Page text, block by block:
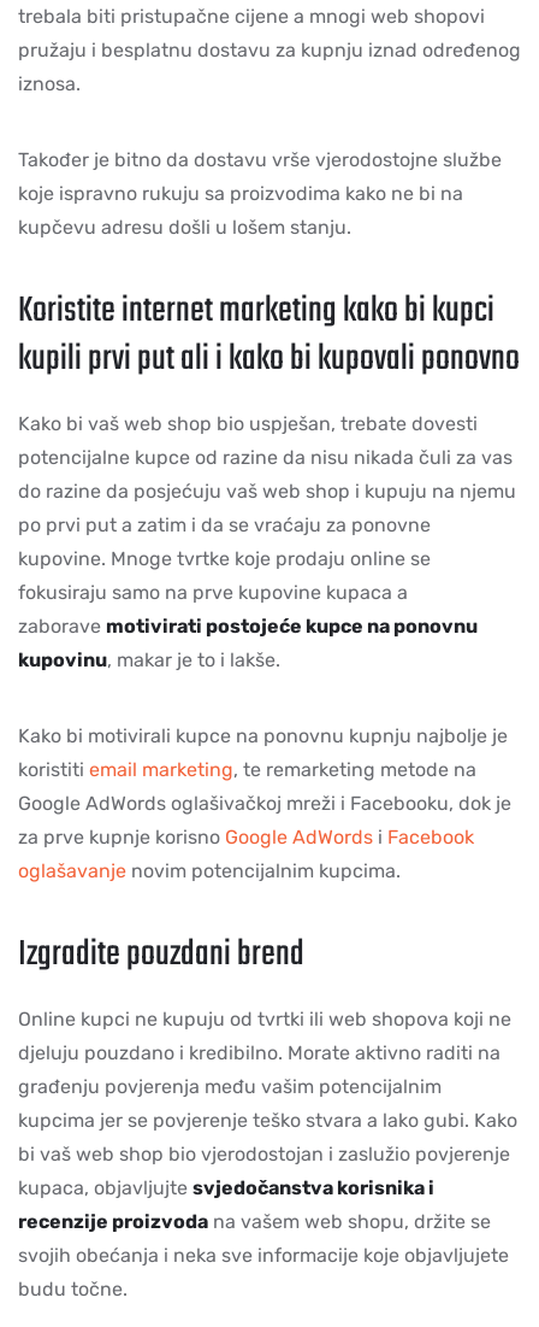
trebala biti pristupačne cijene a mnogi web shopovi
pružaju i besplatnu dostavu za kupnju iznad određenog
iznosa.
Također je bitno da dostavu vrše vjerodostojne službe
koje ispravno rukuju sa proizvodima kako ne bi na
kupčevu adresu došli u lošem stanju.
Koristite internet marketing kako bi kupci
kupili prvi put ali i kako bi kupovali ponovno
Kako bi vaš web shop bio uspješan, trebate dovesti
potencijalne kupce od razine da nisu nikada čuli za vas
do razine da posjećuju vaš web shop i kupuju na njemu
po prvi put a zatim i da se vraćaju za ponovne
kupovine. Mnoge tvrtke koje prodaju online se
fokusiraju samo na prve kupovine kupaca a
zaborave motivirati postojeće kupce na ponovnu
kupovinu, makar je to i lakše.
Kako bi motivirali kupce na ponovnu kupnju najbolje je
koristiti email marketing, te remarketing metode na
Google AdWords oglašivačkoj mreži i Facebooku, dok je
za prve kupnje korisno Google AdWords i Facebook
oglašavanje novim potencijalnim kupcima.
Izgradite pouzdani brend
Online kupci ne kupuju od tvrtki ili web shopova koji ne
djeluju pouzdano i kredibilno. Morate aktivno raditi na
građenju povjerenja među vašim potencijalnim
kupcima jer se povjerenje teško stvara a lako gubi. Kako
bi vaš web shop bio vjerodostojan i zaslužio povjerenje
kupaca, objavljujte svjedočanstva korisnika i
recenzije proizvoda na vašem web shopu, držite se
svojih obećanja i neka sve informacije koje objavljujete
budu točne.